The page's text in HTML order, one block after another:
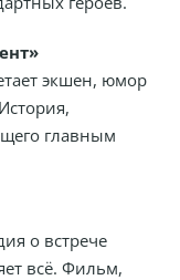
экшен, юмор
главным
о встрече
всё. Фильм,